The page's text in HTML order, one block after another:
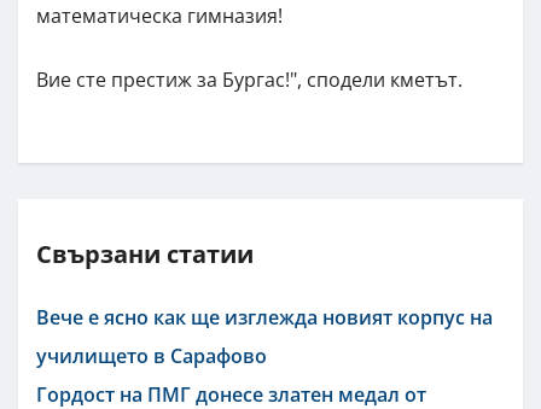
математическа гимназия!
Вие сте престиж за Бургас!", сподели кметът.
Свързани статии
Вече е ясно как ще изглежда новият корпус на
училището в Сарафово
Гордост на ПМГ донесе златен медал от